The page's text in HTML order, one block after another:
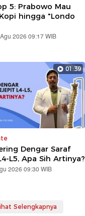
5: Prabowo Mau
hingga "Londo
2026 09:17 WIB
01:39
Dengar Saraf
L5, Apa Sih Artinya?
2026 09:30 WIB
Selengkapnya